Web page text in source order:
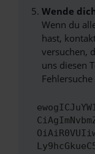
Wende
Wenn du
hast,
versuchen,
uns diesen